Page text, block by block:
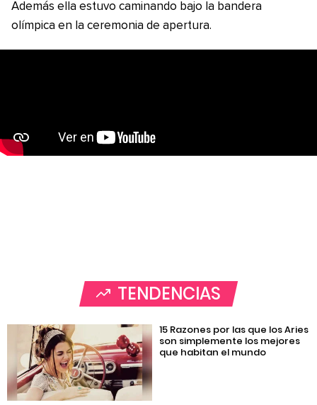
Además ella estuvo caminando bajo la bandera
olímpica en la ceremonia de apertura.
TENDENCIAS
15 Razones por las que los Aries
son simplemente los mejores
que habitan el mundo